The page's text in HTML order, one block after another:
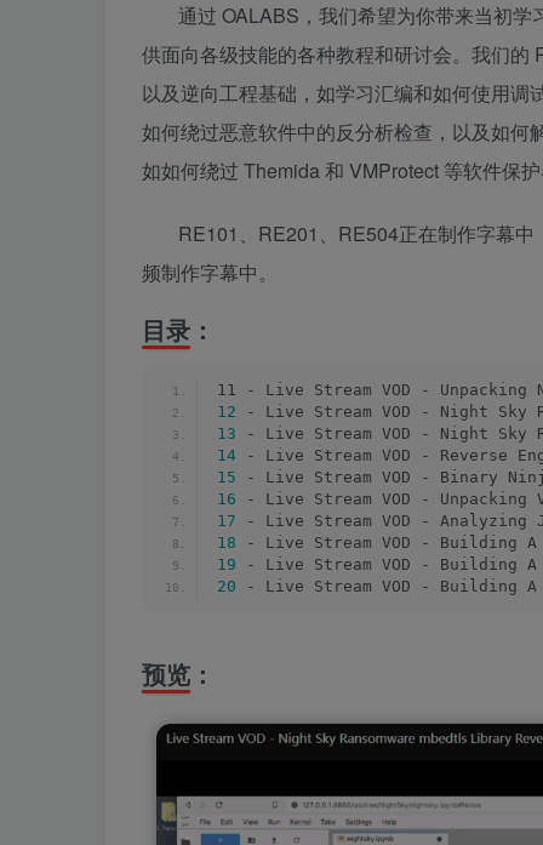
通过 OALABS，我们希望为你带来当初
供面向各级技能的各种教程和研讨会。我们
以及逆向工程基础，如学习汇编和如何使用
如何绕过恶意软件中的反分析检查，以及如
如如何绕过 Themida 和 VMProtect 等软件保
RE101、RE201、RE504正在制作字幕
频制作字幕中。
目录：
11 - Live Stream VOD - Unpacking
12 - Live Stream VOD - Night Sky
13 - Live Stream VOD - Night Sky
14 - Live Stream VOD - Reverse
15 - Live Stream VOD - Binary
16 - Live Stream VOD -
17 - Live Stream VOD -
18 - Live Stream VOD - Building A
19 - Live Stream VOD - Building A
20 - Live Stream VOD - Building A
预览：